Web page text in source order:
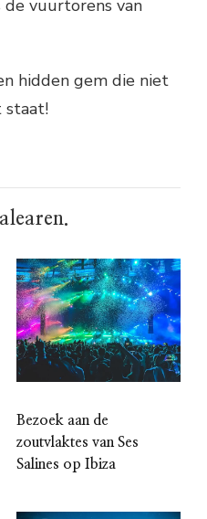
vuurtorens van
hidden gem die niet
staat!
Bezoek aan de
zoutvlaktes van Ses
Salines op Ibiza